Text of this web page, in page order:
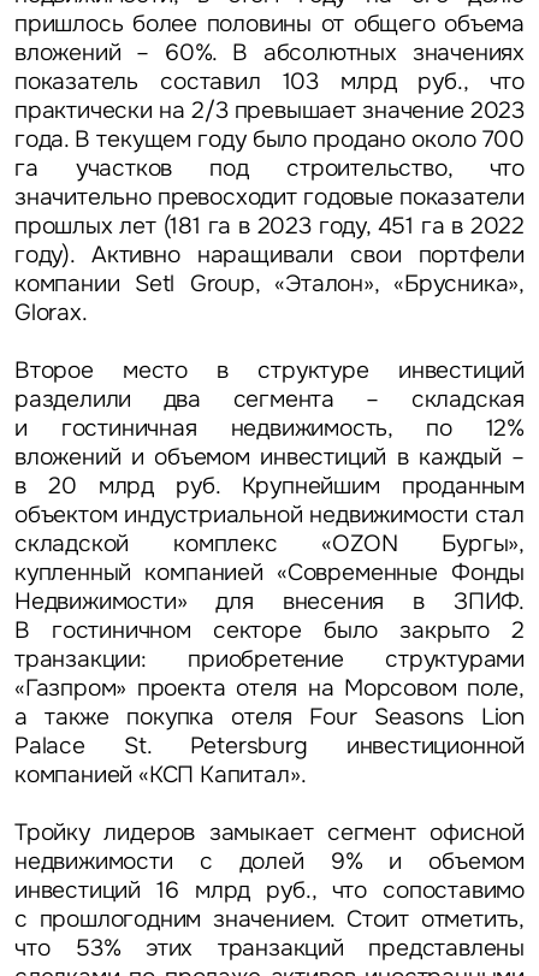
пришлось более половины от общего объема
вложений – 60%. В абсолютных значениях
показатель составил 103 млрд руб., что
практически на 2/3 превышает значение 2023
года. В текущем году было продано около 700
га участков под строительство, что
значительно превосходит годовые показатели
прошлых лет (181 га в 2023 году, 451 га в 2022
году). Активно наращивали свои портфели
компании Setl Group, «Эталон», «Брусника»,
Glorax.
Второе место в структуре инвестиций
разделили два сегмента – складская
и гостиничная недвижимость, по 12%
вложений и объемом инвестиций в каждый –
в 20 млрд руб. Крупнейшим проданным
объектом индустриальной недвижимости стал
складской комплекс «ОZON Бургы»,
купленный компанией «Современные Фонды
Недвижимости» для внесения в ЗПИФ.
В гостиничном секторе было закрыто 2
транзакции: приобретение структурами
«Газпром» проекта отеля на Морсовом поле,
а также покупка отеля Four Seasons Lion
Palace St. Petersburg инвестиционной
компанией «КСП Капитал».
Тройку лидеров замыкает сегмент офисной
недвижимости с долей 9% и объемом
инвестиций 16 млрд руб., что сопоставимо
с прошлогодним значением. Стоит отметить,
что 53% этих транзакций представлены